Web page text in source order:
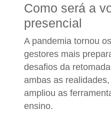
Como será a
presencial
A pandemia tornou
gestores mais
desafios da
ambas as
ampliou as
ensino.